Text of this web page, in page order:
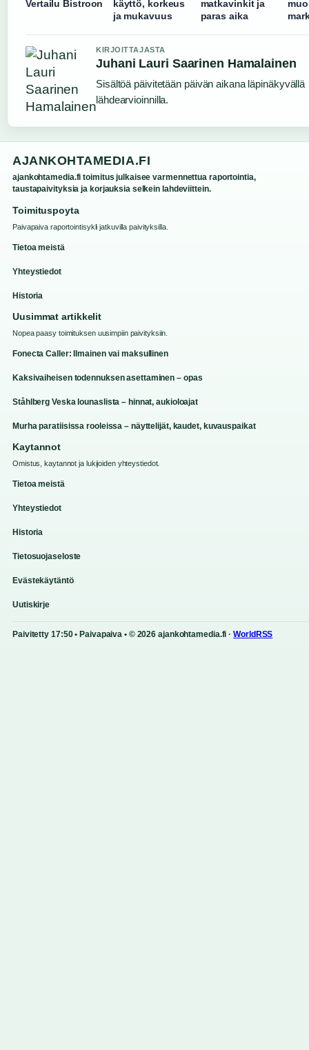
Vertailu Bistroon
käyttö, korkeus
ja mukavuus
matkavinkit ja
paras aika
KIRJOITTAJASTA
Juhani Lauri Saarinen Hamalainen
Sisältöä päivitetään päivän aikana läpinäkyvällä
lähdearvioinnilla.
AJANKOHTAMEDIA.FI
ajankohtamedia.fi toimitus julkaisee varmennettua raportointia,
taustapaivityksia ja korjauksia selkein lahdeviittein.
Toimituspoyta
Paivapaiva raportointisykli jatkuvilla paivityksilla.
Tietoa meistä
Yhteystiedot
Historia
Uusimmat artikkelit
Nopea paasy toimituksen uusimpiin paivityksiin.
Fonecta Caller: Ilmainen vai maksullinen
Kaksivaiheisen todennuksen asettaminen – opas
Ståhlberg Veska lounaslista – hinnat, aukioloajat
Murha paratiisissa rooleissa – näyttelijät, kaudet, kuvauspaikat
Kaytannot
Omistus, kaytannot ja lukijoiden yhteystiedot.
Tietoa meistä
Yhteystiedot
Historia
Tietosuojaseloste
Evästekäytäntö
Uutiskirje
Paivitetty 17:50 • Paivapaiva • © 2026 ajankohtamedia.fi ·WorldRSS